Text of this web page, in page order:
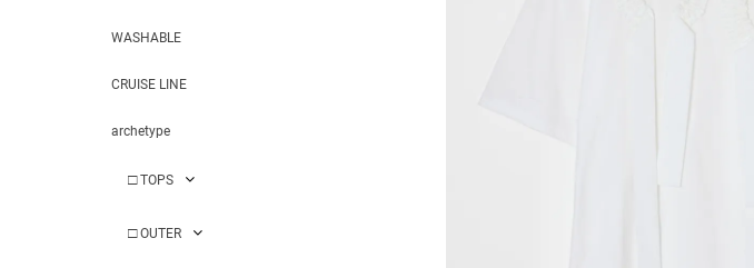
WASHABLE
CRUISE LINE
archetype
□ TOPS
□ OUTER